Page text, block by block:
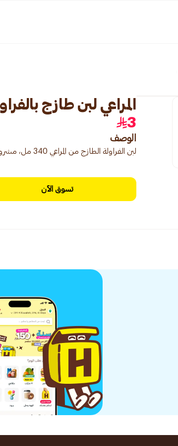
المراعي لبن طازج بالفراولة
3
الوصف
لبن الفراولة الطازج من المراعي 340 مل، مشروب منعش ولذيذ بنكهة الفراولة الطبيعية.
تسوق الآن